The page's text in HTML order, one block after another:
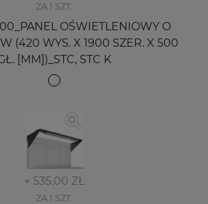
ZA 1 SZT.
OŚWIETLENIOWY O
(420 WYS. X 1900 SZER. X 500
[MM])_STC, STC K
+ 535,00 ZŁ
ZA 1 SZT.